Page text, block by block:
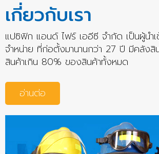
เกี่ยวกับเรา
แปซิฟิก แอนด์ ไฟร์ เออีซี จำกัด เป็นผู้นำเ
จำหน่าย ที่ก่อตั้งมานานกว่า 27 ปี มีคลังสิน
สินค้าเกิน 80% ของสินค้าทั้งหมด
อ่านต่อ